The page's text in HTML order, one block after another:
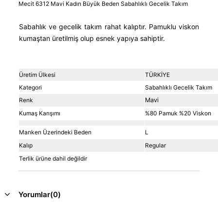
Mecit 6312 Mavi Kadın Büyük Beden Sabahlıklı Gecelik Takım
Sabahlık ve gecelik takım rahat kalıptır. Pamuklu viskon
kumaştan üretilmiş olup esnek yapıya sahiptir.
Üretim Ülkesi
TÜRKİYE
Kategori
Sabahlıklı Gecelik Takım
Renk
Mavi
Kumaş Karışımı
%80 Pamuk %20 Viskon
Manken Üzerindeki Beden
L
Kalıp
Regular
Terlik ürüne dahil değildir
Yorumlar(0)